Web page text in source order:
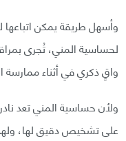
وأسهل طريقة يمكن
لحساسية المني، تُجرى
واقٍ ذكري في أثناء
ولأن حساسية المني تعد
على تشخيص دقيق لها،